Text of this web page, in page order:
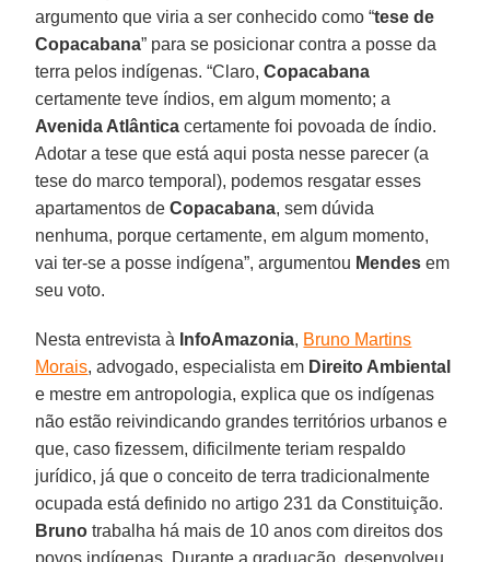
argumento que viria a ser conhecido como “tese de
Copacabana” para se posicionar contra a posse da
terra pelos indígenas. “Claro,Copacabana
certamente teve índios, em algum momento; a
Avenida Atlântica certamente foi povoada de índio.
Adotar a tese que está aqui posta nesse parecer (a
tese do marco temporal), podemos resgatar esses
apartamentos de Copacabana, sem dúvida
nenhuma, porque certamente, em algum momento,
vai ter-se a posse indígena”, argumentou Mendes em
seu voto.
Nesta entrevista à InfoAmazonia, Bruno Martins
Morais, advogado, especialista em Direito Ambiental
e mestre em antropologia, explica que os indígenas
não estão reivindicando grandes territórios urbanos e
que, caso fizessem, dificilmente teriam respaldo
jurídico, já que o conceito de terra tradicionalmente
ocupada está definido no artigo 231 da Constituição.
Bruno trabalha há mais de 10 anos com direitos dos
povos indígenas. Durante a graduação, desenvolveu